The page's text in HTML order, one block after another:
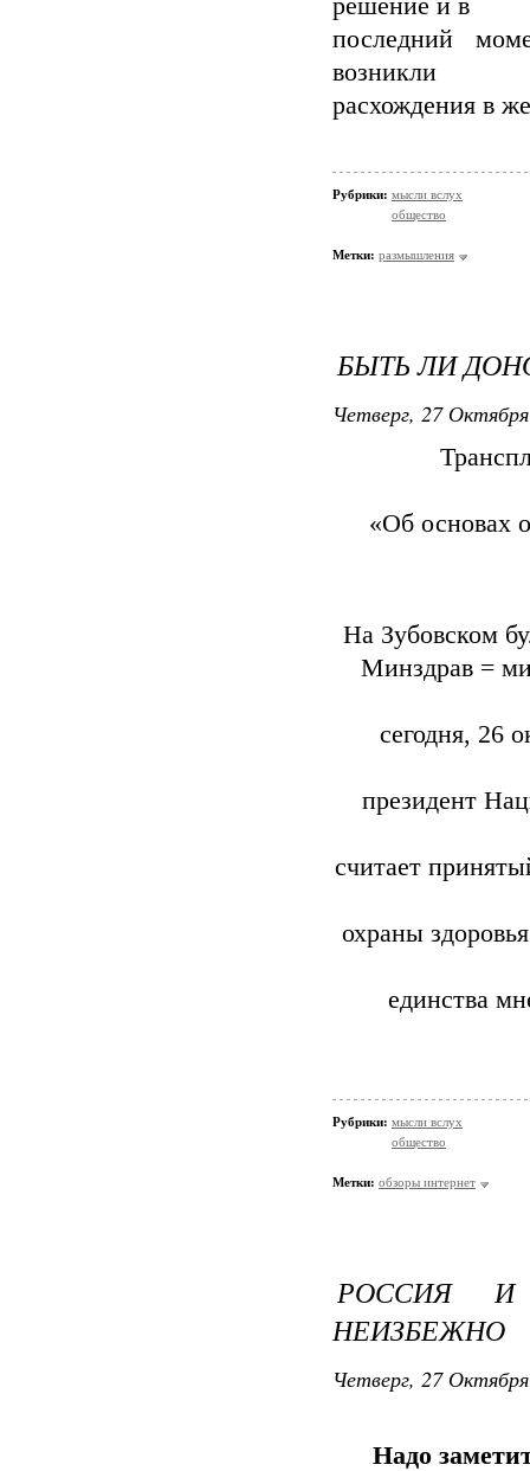
решение и в
последний
возникли
расхождения в
Рубрики: мысли вслух
общество
Метки: размышления
БЫТЬ ЛИ
Четверг, 27
«Об основах
На Зубовском
Минздрав =
сегодня, 26
президент
считает
охраны
единства
Рубрики: мысли вслух
общество
Метки: обзоры интернет
РОССИЯ И
НЕИЗБЕЖНО
Четверг, 27
Надо